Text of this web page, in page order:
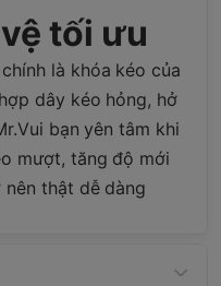
tối ưu
là khóa kéo của
dây kéo hỏng, hở
bạn yên tâm khi
mượt, tăng độ mới
thật dễ dàng